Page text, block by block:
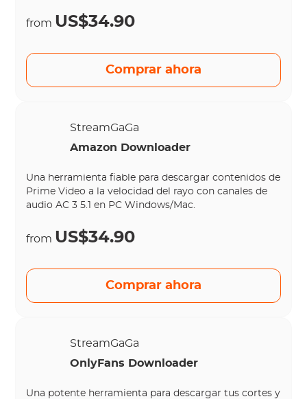
from US$34.90
Comprar ahora
StreamGaGa
Amazon Downloader
Una herramienta fiable para descargar contenidos de
Prime Video a la velocidad del rayo con canales de
audio AC 3 5.1 en PC Windows/Mac.
from US$34.90
Comprar ahora
StreamGaGa
OnlyFans Downloader
Una potente herramienta para descargar tus cortes y